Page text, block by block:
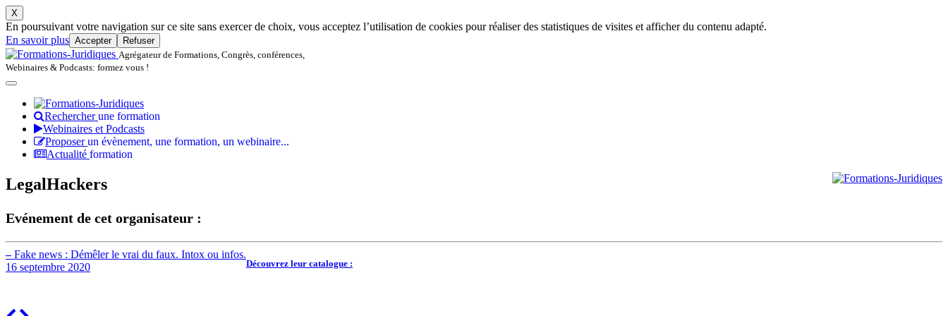
X
En poursuivant votre navigation sur ce site sans exercer de choix, vous acceptez l’utilisation de cookies pour réaliser des statistiques de visites et afficher du contenu adapté.
En savoir plus Accepter
Refuser
Agrégateur de Formations, Congrès, conférences,
Webinaires & Podcasts: formez vous !
Rechercherune formation
Webinaires et Podcasts
Proposerun évènement, une formation, un webinaire...
Actualité formation
LegalHackers
Evénement de cet organisateur :
–Fake news : Démêler le vrai du faux. Intox ou infos.
16 septembre 2020
Découvrez leur catalogue :